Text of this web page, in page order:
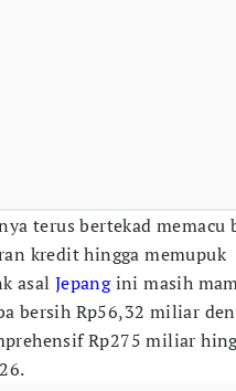
terus bertekad memacu
kredit hingga memupuk
asal Jepangini masih
bersih Rp56,32 miliar
Rp275 miliar